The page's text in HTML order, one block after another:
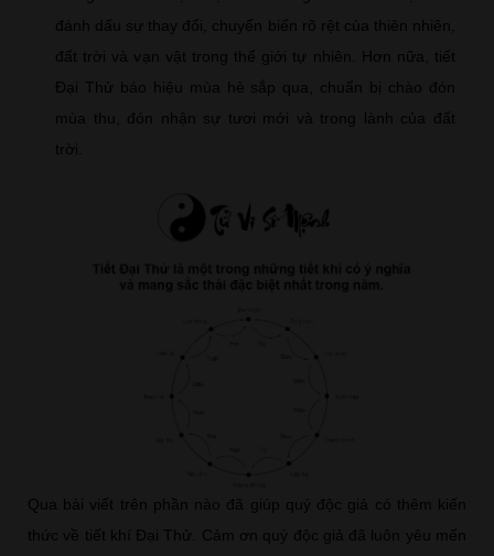
đánh dấu sự thay đổi, chuyển biến rõ rệt của thiên nhiên,
đất trời và vạn vật trong thế giới tự nhiên. Hơn nữa, tiết
Đại Thử báo hiệu mùa hè sắp qua, chuẩn bị chào đón
mùa thu, đón nhận sự tươi mới và trong lành của đất
trời.
Qua bài viết trên phần nào đã giúp quý độc giả có thêm kiến
thức về tiết khí Đại Thử. Cảm ơn quý độc giả đã luôn yêu mến